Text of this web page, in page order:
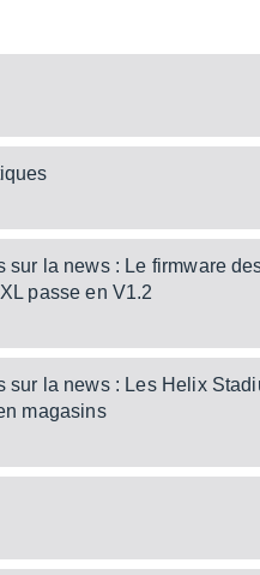
sur la news : Le firmware
passe en V1.2
sur la news : Les Helix
magasins